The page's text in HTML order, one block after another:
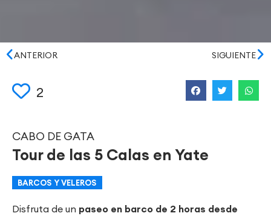
ANTERIOR SIGUIENTE
2
CABO DE GATA
Tour de las 5 Calas en Yate
BARCOS Y VELEROS
Disfruta de un paseo en barco de 2 horas desde